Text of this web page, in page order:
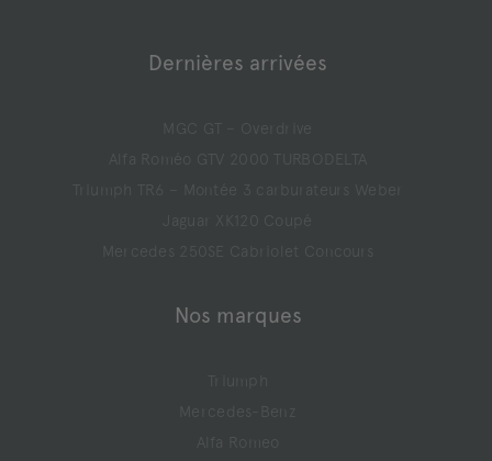
Dernières arrivées
MGC GT – Overdrive
Alfa Roméo GTV 2000 TURBODELTA
Triumph TR6 – Montée 3 carburateurs Weber
Jaguar XK120 Coupé
Mercedes 250SE Cabriolet Concours
Nos marques
Triumph
Mercedes-Benz
Alfa Romeo